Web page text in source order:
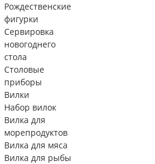
Рождественские
фигурки
Сервировка
новогоднего
стола
Столовые
приборы
Вилки
Набор вилок
Вилка для
морепродуктов
Вилка для мяса
Вилка для рыбы